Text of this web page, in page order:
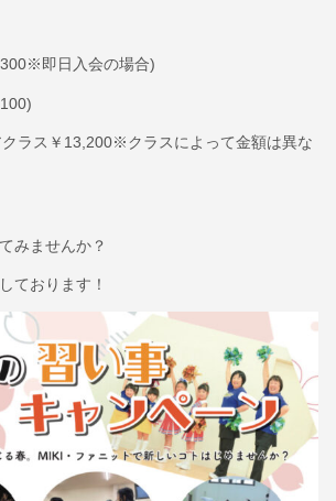
即日入会の場合)
ラス￥13,200※クラスによって金額は異な
みませんか？
ております！